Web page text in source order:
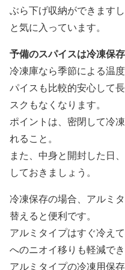
ぶら下げ収納ができます
と気に入っています。
予備のスパイスは冷凍保
冷凍庫なら季節による温
パイスも比較的安心して
スクもなくなります。
ポイントは、密閉して冷
れること。
また、中身と開封した日
しておきましょう。
冷凍保存の場合、アルミ
替えると便利です。
アルミタイプはすぐ冷え
へのニオイ移りも軽減でき
アルミタイプの冷凍用保